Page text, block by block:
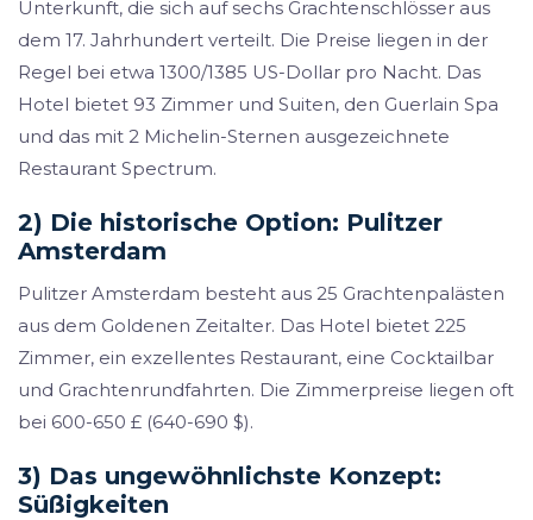
Unterkunft, die sich auf sechs Grachtenschlösser aus
dem 17. Jahrhundert verteilt. Die Preise liegen in der
Regel bei etwa 1300/1385 US-Dollar pro Nacht. Das
Hotel bietet 93 Zimmer und Suiten, den Guerlain Spa
und das mit 2 Michelin-Sternen ausgezeichnete
Restaurant Spectrum.
2) Die historische Option: Pulitzer
Amsterdam
Pulitzer Amsterdam besteht aus 25 Grachtenpalästen
aus dem Goldenen Zeitalter. Das Hotel bietet 225
Zimmer, ein exzellentes Restaurant, eine Cocktailbar
und Grachtenrundfahrten. Die Zimmerpreise liegen oft
bei 600-650 £ (640-690 $).
3) Das ungewöhnlichste Konzept:
Süßigkeiten